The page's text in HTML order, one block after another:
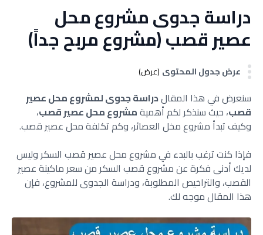
دراسة جدوى مشروع محل
عصير قصب (مشروع مربح جداً)
عرض جدول المحتوى (عرض)
سنعرض في هذا المقالدراسة جدوى لمشروع محل عصير
قصب، حيث سنذكر لكم أهميةمشروع محل عصير قصب،
وكيف تبدأ مشروع مخل العصائر، وكم تكلفة محل عصير قصب.
فإذا كنت ترغب بالبدء في مشروع محل عصير قصب السكر وليس
لديك أدنى فكرة عن مشروع قصب السكر من سعر ماكينة عصير
القصب، والتراخيص المطلوبة، ودراسة الجدوى للمشروع، فإن
هذا المقال موجه لك.